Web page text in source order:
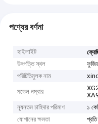
পণ্যের বর্ণনা
হাইলাইট
উৎপত্তি স্থল
পরিচিতিমুলক নাম
মডেল নম্বার
ন্যূনতম চাহিদার পরিমাণ
১
যোগানের ক্ষমতা